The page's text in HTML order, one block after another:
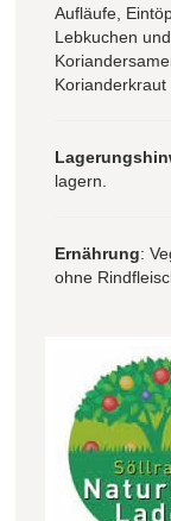
Aufläufe,
Lebkuchen
Korianderkraut
lagern.
Ernährung:
ohne